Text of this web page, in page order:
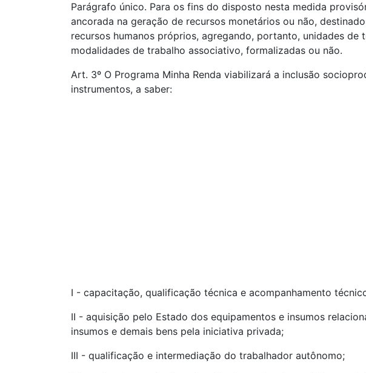
Parágrafo único. Para os fins do disposto nesta medida
ancorada na geração de recursos monetários ou não,
recursos humanos próprios, agregando, portanto, unidades
modalidades de trabalho associativo, formalizadas ou não.
Art. 3º O Programa Minha Renda viabilizará a inclusão
instrumentos, a saber:
I - capacitação, qualificação técnica e acompanhamento
II - aquisição pelo Estado dos equipamentos e insumos
insumos e demais bens pela iniciativa privada;
III - qualificação e intermediação do trabalhador autônomo;